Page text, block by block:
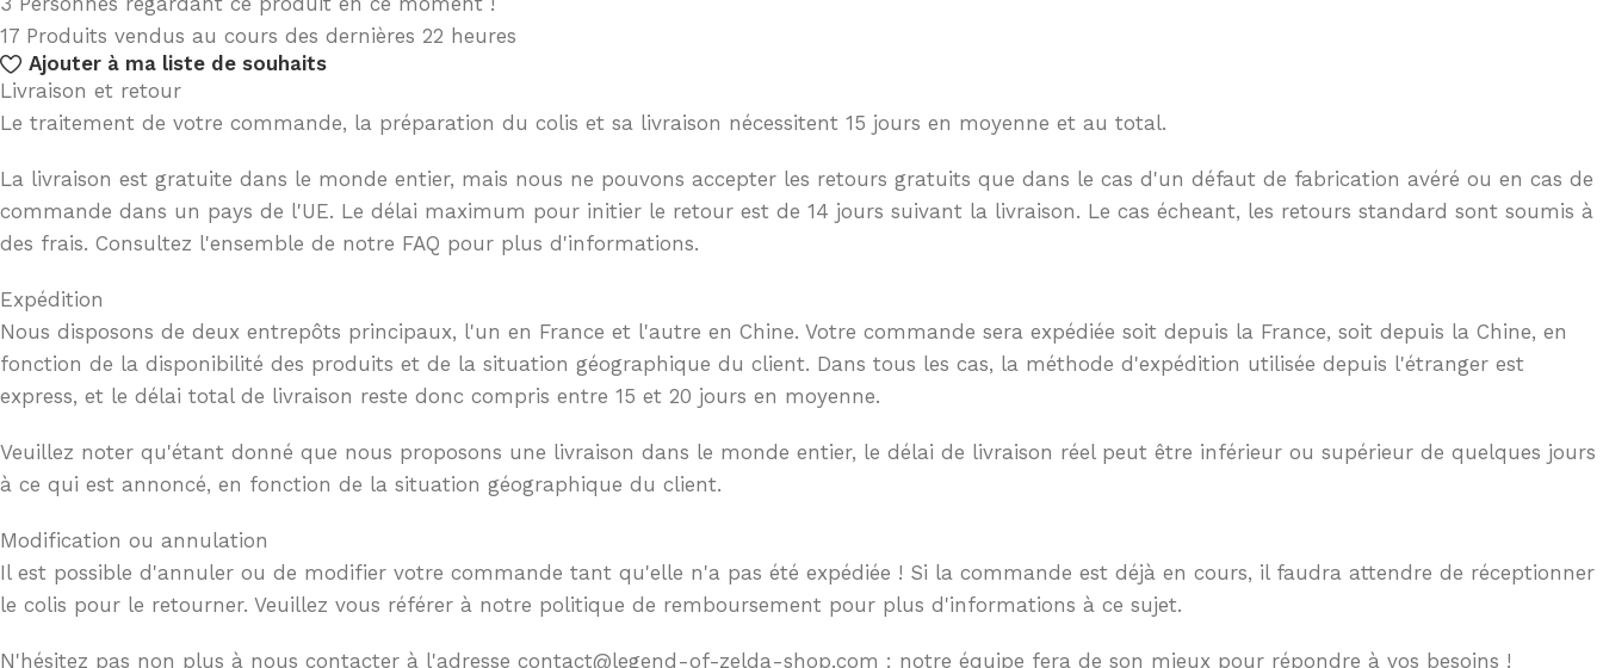
17 Produits vendus au cours des dernières 22 heures
Ajouter à ma liste de souhaits
Livraison et retour
Le traitement de votre commande, la préparation du colis et sa livraison nécessitent 15 jours en moyenne et au total.
La livraison est gratuite dans le monde entier, mais nous ne pouvons accepter les retours gratuits que dans le cas d'un défaut de fabrication avéré ou en cas de
commande dans un pays de l'UE. Le délai maximum pour initier le retour est de 14 jours suivant la livraison. Le cas écheant, les retours standard sont soumis à
des frais. Consultez l'ensemble de notre FAQ pour plus d'informations.
Expédition
Nous disposons de deux entrepôts principaux, l'un en France et l'autre en Chine. Votre commande sera expédiée soit depuis la France, soit depuis la Chine, en
fonction de la disponibilité des produits et de la situation géographique du client. Dans tous les cas, la méthode d'expédition utilisée depuis l'étranger est
express, et le délai total de livraison reste donc compris entre 15 et 20 jours en moyenne.
Veuillez noter qu'étant donné que nous proposons une livraison dans le monde entier, le délai de livraison réel peut être inférieur ou supérieur de quelques jours
à ce qui est annoncé, en fonction de la situation géographique du client.
Modification ou annulation
Il est possible d'annuler ou de modifier votre commande tant qu'elle n'a pas été expédiée ! Si la commande est déjà en cours, il faudra attendre de réceptionner
le colis pour le retourner. Veuillez vous référer à notre politique de remboursement pour plus d'informations à ce sujet.
N'hésitez pas non plus à nous contacter à l'adresse contact@legend-of-zelda-shop.com : notre équipe fera de son mieux pour répondre à vos besoins !